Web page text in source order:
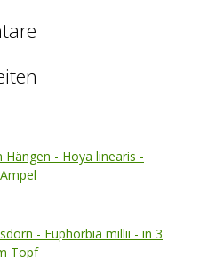
- Hoya linearis -
- Euphorbia millii - in 3
Topf